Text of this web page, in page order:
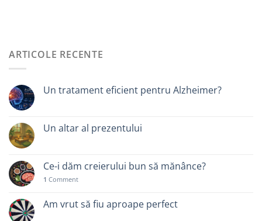
ARTICOLE RECENTE
Un tratament eficient pentru Alzheimer?
Un altar al prezentului
Ce-i dăm creierului bun să mănânce?
1 Comment
Am vrut să fiu aproape perfect